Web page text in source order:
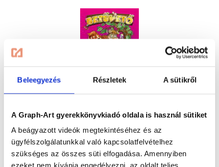
Beleegyezés Részletek A sütikről
A Graph-Art gyerekkönyvkiadó oldala is használ sütiket
A beágyazott videók megtekintéséhez és az
ügyfélszolgálatunkkal való kapcsolatfelvételhez
szükséges az összes süti elfogadása. Amennyiben
ezeket nem kívánja engedélyezni, az oldalt teljes
tartozó letölthető munkafüzet
Tappancs első olvasókönyvét keresse az óvodákban és
az iskolákban.